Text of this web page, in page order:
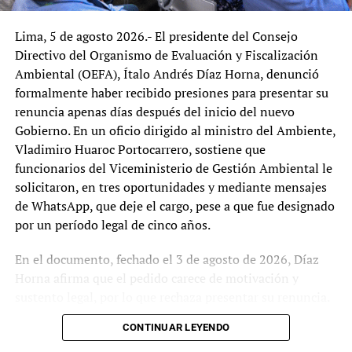
Patricia Benavides Vargas como fiscal suprema
titular y Fiscal de la Nación, según resolución
emitida este 25 de junio de 2025 por…
TEMAS RELACIONADOS:
CONGRESO
CORTE SUPERIOR DE JUSTICIA DE LIMA
DELIA ESPINOZA
FISCAL DE LA NACIÓN
FISCAL SUPREMA TITULAR
JUNTA NACIONAL DE JUSTICIA
PATRICIA BENAVIDES
PODER JUDICIAL
SIGUIENTE
Miles marchan contra Keiko Fujimori en todo el Perú a
ocho días de la segunda vuelta
Alianza cubano-vietnamita impulsa producción arrocera en
Pinar del Río
Redactor
Lima, 5 de agosto 2026.- El presidente del Consejo
Directivo del Organismo de Evaluación y Fiscalización
Ambiental (OEFA), Ítalo Andrés Díaz Horna, denunció
formalmente haber recibido presiones para presentar su
renuncia apenas días después del inicio del nuevo
Gobierno. En un oficio dirigido al ministro del Ambiente,
Vladimiro Huaroc Portocarrero, sostiene que
funcionarios del Viceministerio de Gestión Ambiental le
solicitaron, en tres oportunidades y mediante mensajes
de WhatsApp, que deje el cargo, pese a que fue designado
por un período legal de cinco años.
En el documento, fechado el 3 de agosto de 2026, Díaz
Horna afirma que el pedido carece de motivación y
Argumenta que la Presidencia del Consejo Directivo del
OEFA constituye un cargo de designación o remoción
CONTINUAR LEYENDO